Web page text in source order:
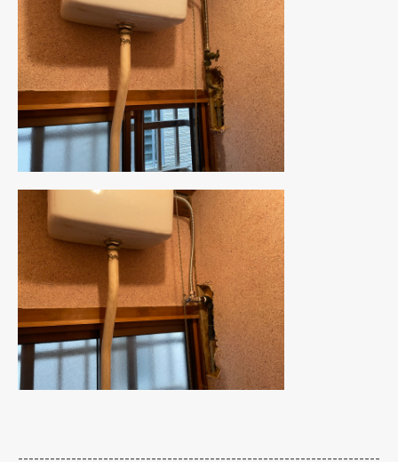
--------------------------------------------------------------------